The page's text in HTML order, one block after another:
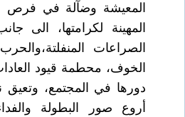
المعيشة وضآلة في فرص
المهينة لكرامتها، الى
الصراعات
الخوف، محطمة قيود العادات
دورها في المجتمع،
أروع صور البطولة